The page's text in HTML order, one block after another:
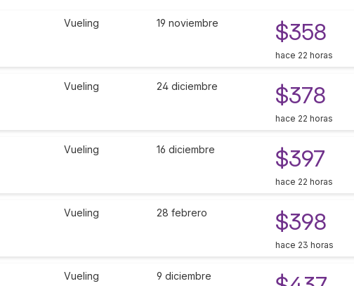
Vueling 19 noviembre $358
hace 22 horas
Vueling 24 diciembre $378
hace 22 horas
Vueling 16 diciembre $397
hace 22 horas
Vueling 28 febrero $398
hace 23 horas
Vueling 9 diciembre